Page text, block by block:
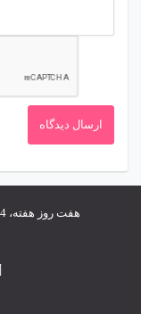
هفت روز هفته، 24 ساعت شبانه‌روز، در خدمت شما هستیم.